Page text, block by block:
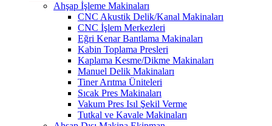
Ahşap İşleme Makinaları
CNC Akustik Delik/Kanal Makinaları
CNC İşlem Merkezleri
Eğri Kenar Bantlama Makinaları
Kabin Toplama Presleri
Kaplama Kesme/Dikme Makinaları
Manuel Delik Makinaları
Tiner Arıtma Üniteleri
Sıcak Pres Makinaları
Vakum Pres Isıl Şekil Verme
Tutkal ve Kavale Makinaları